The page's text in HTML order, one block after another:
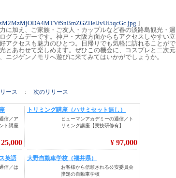
]
に加え、ご家族・ご友人・カップルなど春の淡路島観光・週
グラムデーです。神戸・大阪方面からもアクセスしやすい立
アクセスも魅力のひとつ。日帰りでも気軽に訪れることがで
とあわせて楽しめます。ぜひこの機会に、コスプレと二次元
ニジゲンノモリへ遊びに来てみてはいかがでしょうか。
ース : 次のリリース